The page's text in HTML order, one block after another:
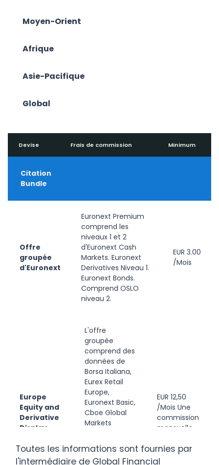
Moyen-Orient
Afrique
Asie-Pacifique
Global
Devise Frais de commission Minimum
Citation
Bundle
Offre
groupée
d'Euronext
Euronext Premium
comprend les
niveaux 1 et 2
d'Euronext Cash
Markets. Euronext
Derivatives Niveau 1.
Euronext Bonds.
Comprend OSLO
niveau 2.
EUR 3.00
/Mois
Europe
Equity and
Derivative
Display
Bundle
(Offre
L'offre
groupée
comprend des
données de
Borsa Italiana,
Eurex Retail
Europe,
Euronext Basic,
Cboe Global
Markets
Equity and
Derivatives,
EUR 12,50
/Mois Une
commission
mensuelle
sera
supprimée
Toutes les informations sont fournies par
l'intermédiaire de Global Financial